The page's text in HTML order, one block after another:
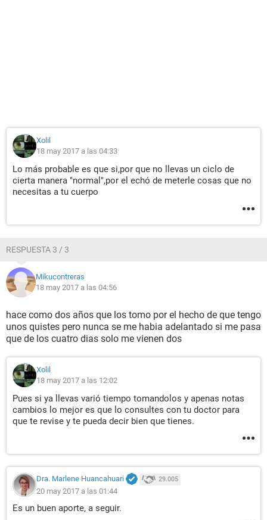
Xolil
18 may 2017 a las 04:33
Lo más probable es que si,por que no llevas un ciclo de
cierta manera "normal",por el echó de meterle cosas que no
necesitas a tu cuerpo
RESPUESTA 3 / 3
Mikucontreras
18 may 2017 a las 04:56
hace como dos años que los tomo por el hecho de que tengo
unos quistes pero nunca se me habia adelantado si me pasa
que de los cuatro dias solo me vienen dos
Xolil
18 may 2017 a las 12:02
Pues si ya llevas varió tiempo tomandolos y apenas notas
cambios lo mejor es que lo consultes con tu doctor para
que te revise y te pueda decir bien que tienes.
Dra. Marlene Huancahuari 29.005
20 may 2017 a las 01:44
Es un buen aporte, a seguir.